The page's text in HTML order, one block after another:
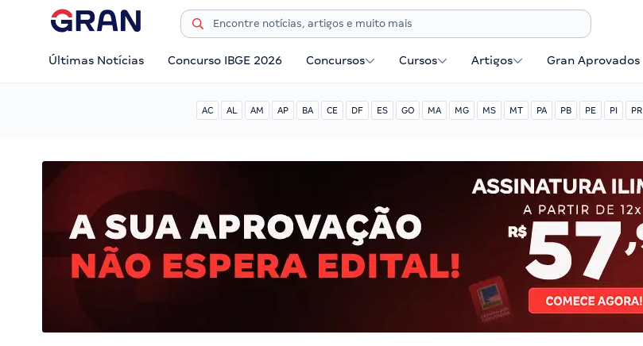
Últimas Notícias Concurso IBGE 2026 Concursos Cursos Artigos Gran Aprovados
AC AL AM AP BA CE DF ES GO MA MG MS MT PA PB PE PI PR